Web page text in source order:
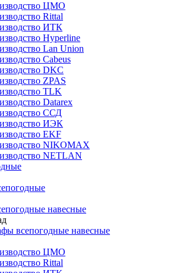
ЦМО
Rittal
ИТК
Hyperline
Lan Union
Cabeus
DKC
ZPAS
TLK
Datarex
ССД
ИЭК
EKF
NIKOMAX
NETLAN
навесные
всепогодные навесные
ЦМО
Rittal